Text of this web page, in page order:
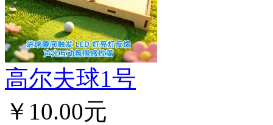
高尔夫球1号
￥10.00元